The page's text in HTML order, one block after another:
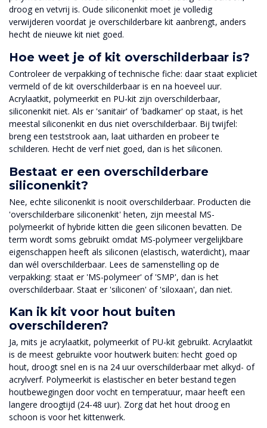
droog en vetvrij is. Oude siliconenkit moet je volledig
verwijderen voordat je overschilderbare kit aanbrengt, anders
hecht de nieuwe kit niet goed.
Hoe weet je of kit overschilderbaar is?
Controleer de verpakking of technische fiche: daar staat expliciet
vermeld of de kit overschilderbaar is en na hoeveel uur.
Acrylaatkit, polymeerkit en PU-kit zijn overschilderbaar,
siliconenkit niet. Als er 'sanitair' of 'badkamer' op staat, is het
meestal siliconenkit en dus niet overschilderbaar. Bij twijfel:
breng een teststrook aan, laat uitharden en probeer te
schilderen. Hecht de verf niet goed, dan is het siliconen.
Bestaat er een overschilderbare
siliconenkit?
Nee, echte siliconenkit is nooit overschilderbaar. Producten die
'overschilderbare siliconenkit' heten, zijn meestal MS-
polymeerkit of hybride kitten die geen siliconen bevatten. De
term wordt soms gebruikt omdat MS-polymeer vergelijkbare
eigenschappen heeft als siliconen (elastisch, waterdicht), maar
dan wél overschilderbaar. Lees de samenstelling op de
verpakking: staat er 'MS-polymeer' of 'SMP', dan is het
overschilderbaar. Staat er 'siliconen' of 'siloxaan', dan niet.
Kan ik kit voor hout buiten
overschilderen?
Ja, mits je acrylaatkit, polymeerkit of PU-kit gebruikt. Acrylaatkit
is de meest gebruikte voor houtwerk buiten: hecht goed op
hout, droogt snel en is na 24 uur overschilderbaar met alkyd- of
acrylverf. Polymeerkit is elastischer en beter bestand tegen
houtbewegingen door vocht en temperatuur, maar heeft een
langere droogtijd (24-48 uur). Zorg dat het hout droog en
schoon is voor het kittenwerk.